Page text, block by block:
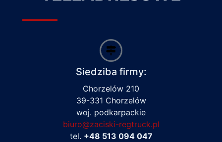
Siedziba firmy:
Chorzelów 210
39-331 Chorzelów
woj. podkarpackie
biuro@zaciski-regtruck.pl
tel. +48 513 094 047